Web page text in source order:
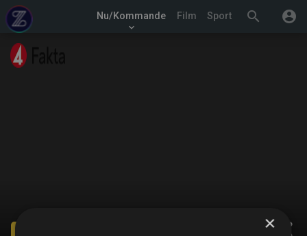
search account_circle
Nu/Kommande
keyboard_arrow_down
Film Sport
share
×